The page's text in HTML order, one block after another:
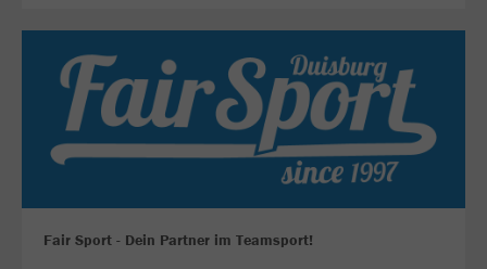
Fair Sport - Dein Partner im Teamsport!